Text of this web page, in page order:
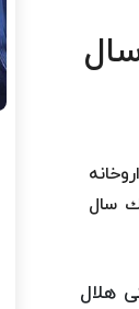
وابسته به سازمان تداركات پزشكی هلال احمر با اشاره به فعالیت 36 داروخانه
تا یك سال
هلال